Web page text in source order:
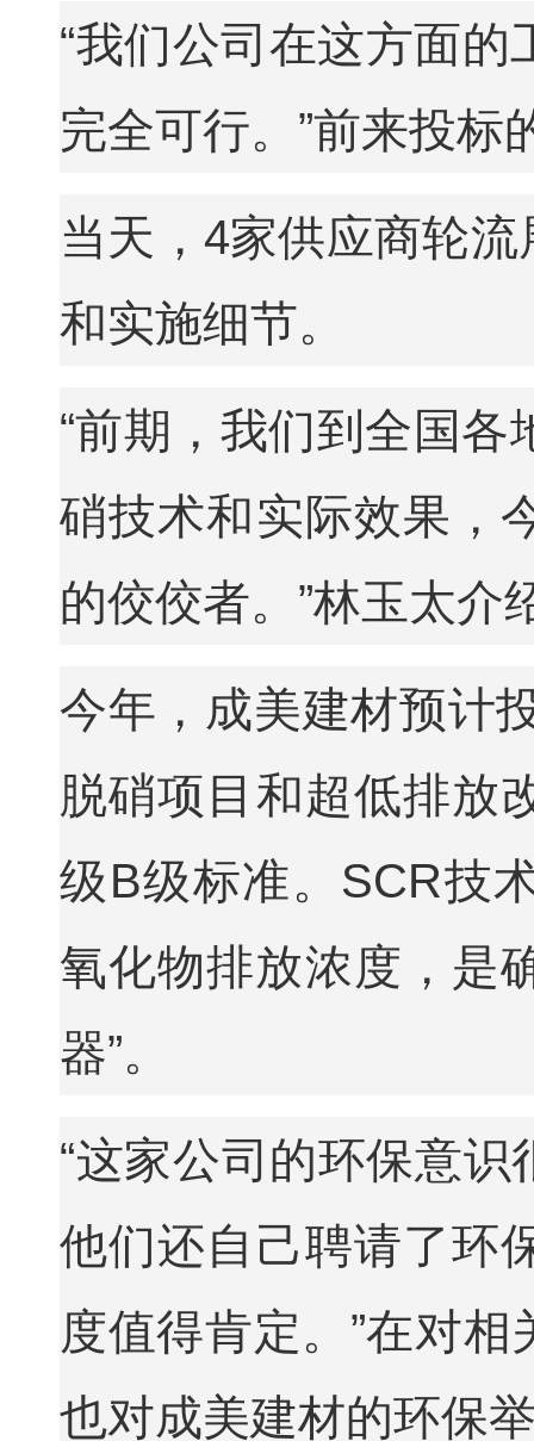
“我们公司在这方面
完全可行。”前来投标
当天，4家供应商轮
和实施细节。
“前期，我们到全国
硝技术和实际效果，
的佼佼者。”林玉太介
今年，成美建材预计
脱硝项目和超低排放
级B级标准。SCR技
氧化物排放浓度，是
器”。
“这家公司的环保意
他们还自己聘请了环
度值得肯定。”在对
也对成美建材的环保